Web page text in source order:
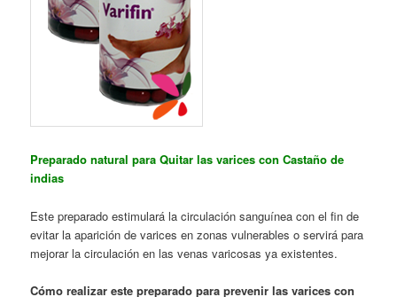
Preparado natural para Quitar las varices con Castaño de
indias
Este preparado estimulará la circulación sanguínea con el fin de
evitar la aparición de varices en zonas vulnerables o servirá para
mejorar la circulación en las venas varicosas ya existentes.
Cómo realizar este preparado para prevenir las varices con